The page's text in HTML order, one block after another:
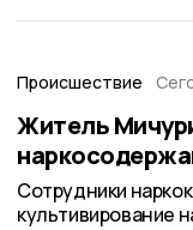
Происшествие
Житель
Сотрудники
культивирование